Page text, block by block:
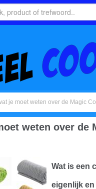
je moet weten over de Magic
weten over de
Wat is een
eigenlijk